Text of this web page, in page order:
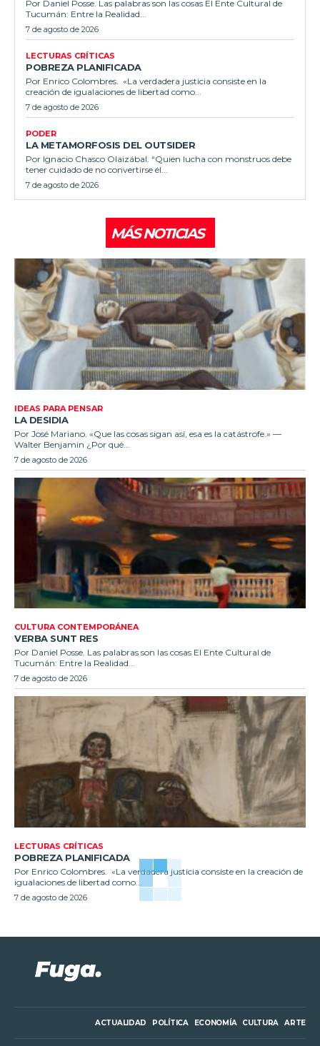
Por Daniel Posse. Las palabras son las cosas El Ente Cultural de
Tucumán: Entre la Realidad...
7 de agosto de 2026
LECTURAS CRÍTICAS
POBREZA PLANIFICADA
Por Enrico Colombres. «La verdadera justicia consiste en la
creación de igualaciones de libertad como...
7 de agosto de 2026
PODER
LA METAMORFOSIS DEL OUTSIDER
Por Ignacio Chasco Olaizábal. “Quien lucha con monstruos debe
tener cuidado de no convertirse él...
7 de agosto de 2026
MÁS NOTICIAS
IDEAS PARA PENSAR
LA DESIDIA
Por José Mariano. «Que las cosas sigan así, esa es la catástrofe.» —
Walter Benjamin ¿Por qué...
7 de agosto de 2026
CULTURA CONTEMPORÁNEA
VERBA SUNT RES
Por Daniel Posse. Las palabras son las cosas El Ente Cultural de
Tucumán: Entre la Realidad...
7 de agosto de 2026
LECTURAS CRÍTICAS
POBREZA PLANIFICADA
Por Enrico Colombres. «La verdadera justicia consiste en la creación de
igualaciones de libertad como...
7 de agosto de 2026
ACTUALIDAD POLÍTICA ECONOMÍA CULTURA ARTE